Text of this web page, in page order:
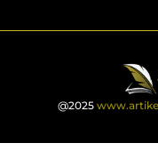
@2025